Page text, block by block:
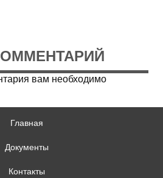
вам необходимо
Главная
Документы
Контакты